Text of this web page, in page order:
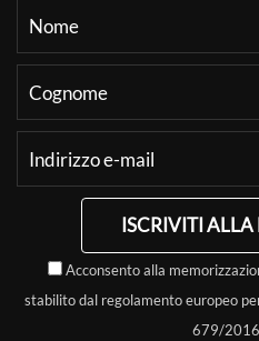
ISCRIVITI ALLA
Acconsento alla
stabilito dal regolamento europeo
679/